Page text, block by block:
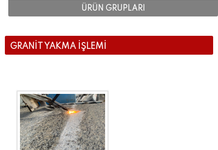
ÜRÜN GRUPLARI
GRANİT YAKMA İŞLEMİ